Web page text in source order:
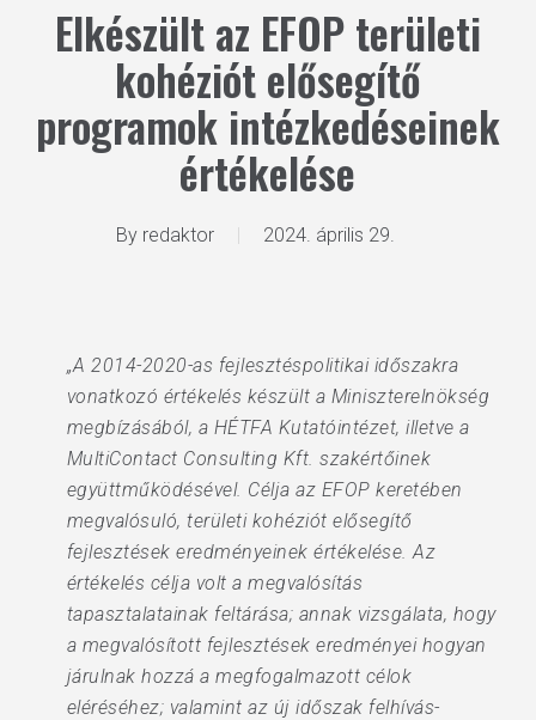
Elkészült az EFOP területi
kohéziót elősegítő
programok intézkedéseinek
értékelése
By redaktor 2024. április 29.
„A 2014-2020-as fejlesztéspolitikai időszakra
vonatkozó értékelés készült a Miniszterelnökség
megbízásából, a HÉTFA Kutatóintézet, illetve a
MultiContact Consulting Kft. szakértőinek
együttműködésével. Célja az EFOP keretében
megvalósuló, területi kohéziót elősegítő
fejlesztések eredményeinek értékelése. Az
értékelés célja volt a megvalósítás
tapasztalatainak feltárása; annak vizsgálata, hogy
a megvalósított fejlesztések eredményei hogyan
járulnak hozzá a megfogalmazott célok
eléréséhez; valamint az új időszak felhívás-